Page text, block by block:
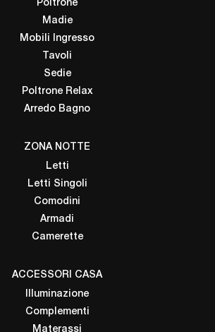
Poltrone
Madie
Mobili Ingresso
Tavoli
Sedie
Poltrone Relax
Arredo Bagno
ZONA NOTTE
Letti
Letti Singoli
Comodini
Armadi
Camerette
ACCESSORI CASA
Illuminazione
Complementi
Materassi